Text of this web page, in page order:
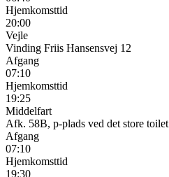
Hjemkomsttid
20:00
Vejle
Vinding Friis Hansensvej 12
Afgang
07:10
Hjemkomsttid
19:25
Middelfart
Afk. 58B, p-plads ved det store toilet
Afgang
07:10
Hjemkomsttid
19:30